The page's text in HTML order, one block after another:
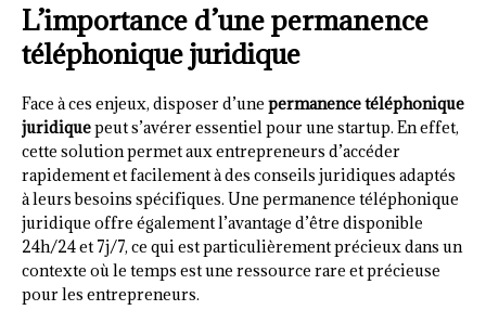
L’importance d’une permanence
téléphonique juridique
Face à ces enjeux, disposer d’une permanence téléphonique
juridiquepeut s’avérer essentiel pour une startup. En effet,
cette solution permet aux entrepreneurs d’accéder
rapidement et facilement à des conseils juridiques adaptés
à leurs besoins spécifiques. Une permanence téléphonique
juridique offre également l’avantage d’être disponible
24h/24 et 7j/7, ce qui est particulièrement précieux dans un
contexte où le temps est une ressource rare et précieuse
pour les entrepreneurs.